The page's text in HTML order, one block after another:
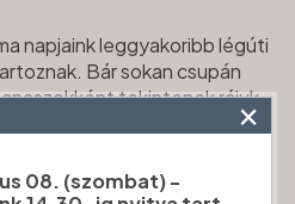
napjaink leggyakoribb légúti
Bár sokan csupán
tekintenek rájuk,
távon jelentősen
és akár súlyosabb légúti
×
08. (szombat) -